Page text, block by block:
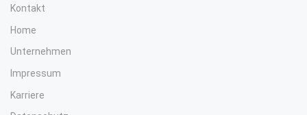
Kontakt
Home
Unternehmen
Impressum
Karriere